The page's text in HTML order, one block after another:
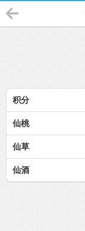
积分
仙桃
仙草
仙酒